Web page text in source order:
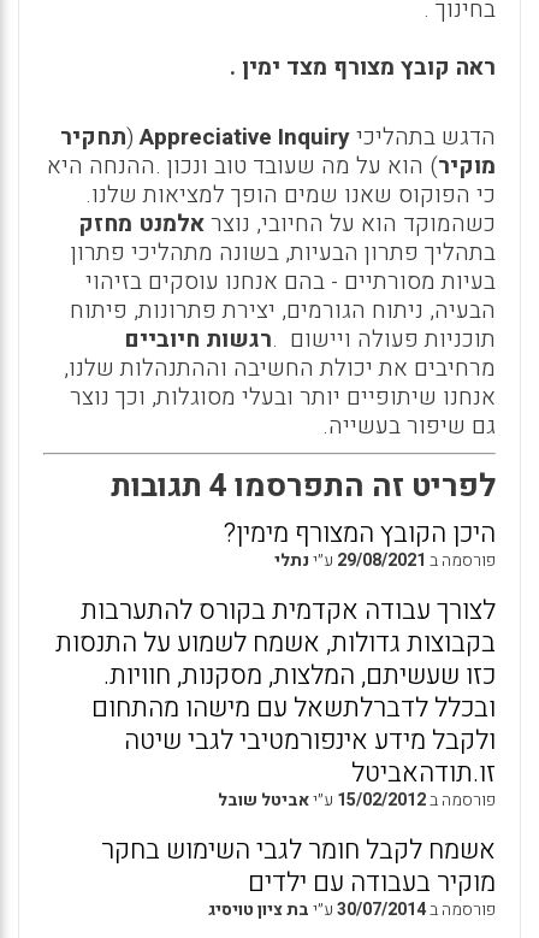
בחינוך .
ראה קובץ מצורף מצד ימין .
הדגש בתהליכי )Appreciative Inquiry תחקיר
מוקיר) הוא על מה שעובד טוב ונכון .ההנחה היא
כי הפוקוס שאנו שמים הופך למציאות שלנו.
כשהמוקד הוא על החיובי, נוצראלמנט מחזק
בתהליך פתרון הבעיות, בשונה מתהליכי פתרון
בעיות מסורתיים - בהם אנחנו עוסקים בזיהוי
הבעיה, ניתוח הגורמים, יצירת פתרונות, פיתוח
תוכניות פעולה ויישום .רגשות חיוביים
מרחיבים את יכולת החשיבה וההתנהלות שלנו,
אנחנו שיתופיים יותר ובעלי מסוגלות, וכך נוצר
גם שיפור בעשייה.
לפריט זה התפרסמו 4 תגובות
היכן הקובץ המצורף מימין?
פורסמה ב 29/08/2021 ע״ינתלי
לצורך עבודה אקדמית בקורס להתערבות
בקבוצות גדולות, אשמח לשמוע על התנסות
כזו שעשיתם, המלצות, מסקנות, חוויות.
ובכלל לדברלתשאל עם מישהו מהתחום
ולקבל מידע אינפורמטיבי לגבי שיטה
זו.תודהאביטל
פורסמה ב15/02/2012 ע״יאביטל שובל
אשמח לקבל חומר לגבי השימוש בחקר
מוקיר בעבודה עם ילדים
פורסמה ב30/07/2014ע״יבת ציון טויסיג